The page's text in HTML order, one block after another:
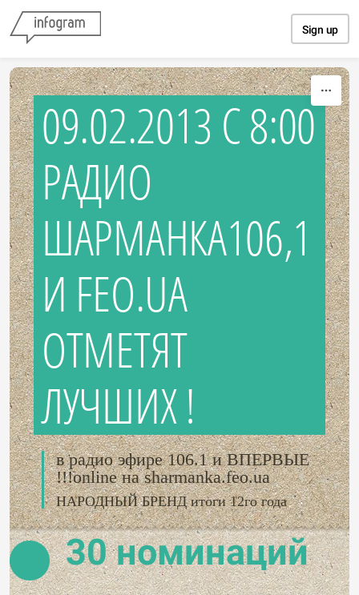
Sign up
09.02.2013 C 8:00
РАДИО
ШАРМАНКА106,1
И FEO.UA
ОТМЕТЯТ
ЛУЧШИХ !
в радио эфире 106.1 и ВПЕРВЫЕ
!!!online на sharmanka.feo.ua
НАРОДНЫЙ БРЕНД итоги 12го года
30 номинаций